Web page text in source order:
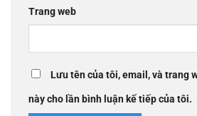
Trang web
Lưu tên của tôi, email, và trang
này cho lần bình luận kế tiếp của tôi.